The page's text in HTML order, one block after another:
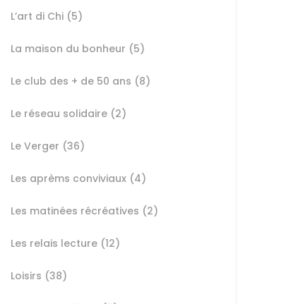
L’art di Chi (5)
La maison du bonheur (5)
Le club des + de 50 ans (8)
Le réseau solidaire (2)
Le Verger (36)
Les aprèms conviviaux (4)
Les matinées récréatives (2)
Les relais lecture (12)
Loisirs (38)